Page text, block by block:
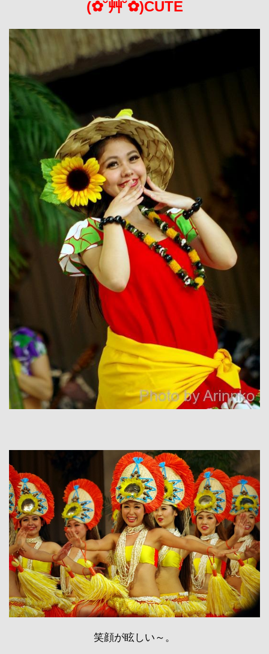
(✿˘艸˘✿)CUTE
笑顔が眩しい～。